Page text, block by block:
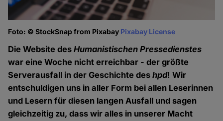
Foto: © StockSnap from Pixabay Pixabay License
Die Website desHumanistischen Pressedienstes
war eine Woche nicht erreichbar - der größte
Serverausfall in der Geschichte deshpd! Wir
entschuldigen uns in aller Form bei allen Leserinnen
und Lesern für diesen langen Ausfall und sagen
gleichzeitig zu, dass wir alles in unserer Macht